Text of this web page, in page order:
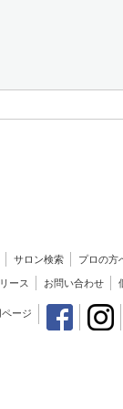
サロン検索 プロの方
ース お問い合わせ
ージ